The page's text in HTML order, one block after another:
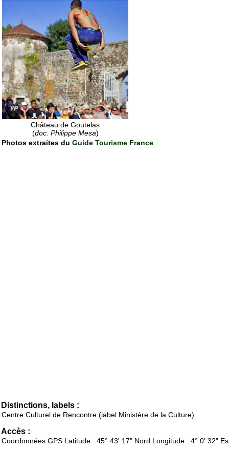
Château de Goutelas
(doc. Philippe Mesa)
Photos extraites du Guide Tourisme France
Distinctions, labels :
Centre Culturel de Rencontre (label Ministère de la Culture)
Accès :
Coordonnées GPS Latitude : 45° 43' 17" Nord Longitude : 4° 0' 32"